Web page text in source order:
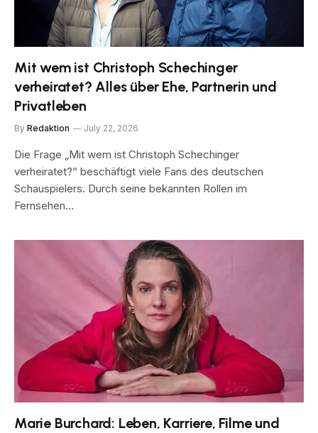
Mit wem ist Christoph Schechinger
verheiratet? Alles über Ehe, Partnerin und
Privatleben
By Redaktion July 22, 2026
Die Frage „Mit wem ist Christoph Schechinger
verheiratet?“ beschäftigt viele Fans des deutschen
Schauspielers. Durch seine bekannten Rollen im
Fernsehen…
Marie Burchard: Leben, Karriere, Filme und